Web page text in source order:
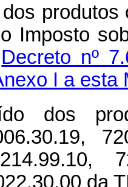
produtos
Imposto
Decreto nº
I a esta
dos
da